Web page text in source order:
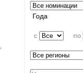
Года
c по